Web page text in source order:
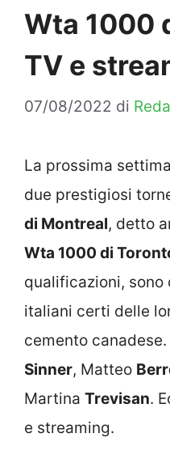
Wta 1000
TV e
07/08/2022 di
La prossima
due prestigiosi
di Montreal, detto
Wta 1000 di
qualificazioni,
italiani certi delle
cemento
Sinner, Matteo
Martina Trevisan.
e streaming.